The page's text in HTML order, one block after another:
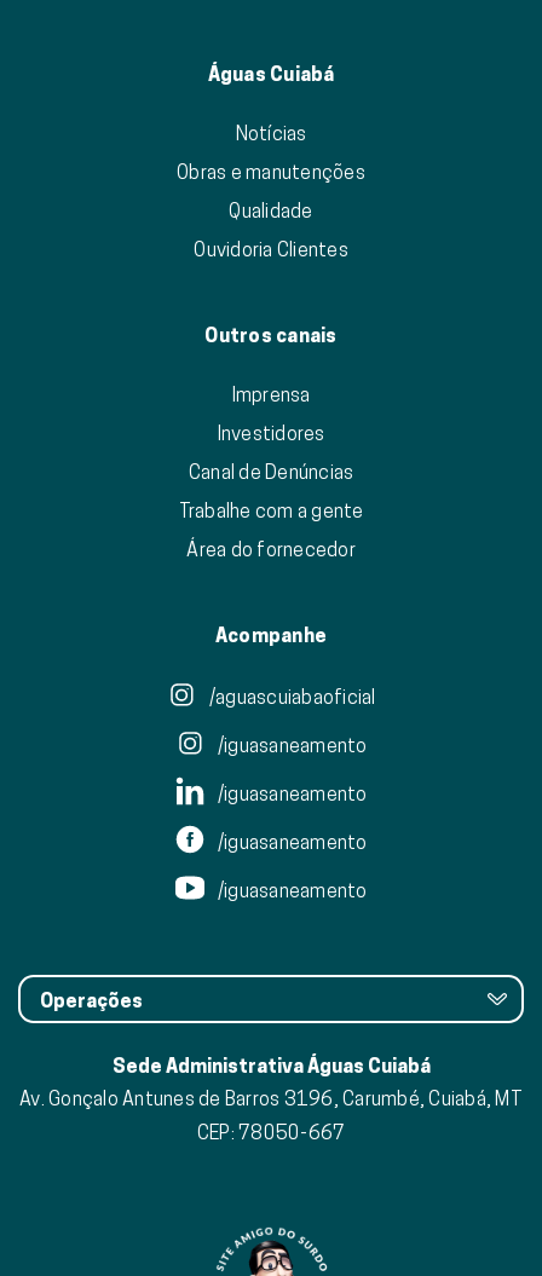
Águas Cuiabá
Notícias
Obras e manutenções
Qualidade
Ouvidoria Clientes
Outros canais
Imprensa
Investidores
Canal de Denúncias
Trabalhe com a gente
Área do fornecedor
Acompanhe
/aguascuiabaoficial
/iguasaneamento
/iguasaneamento
/iguasaneamento
/iguasaneamento
Operações
Sede Administrativa Águas Cuiabá
Av. Gonçalo Antunes de Barros 3196, Carumbé, Cuiabá, MT
CEP: 78050-667